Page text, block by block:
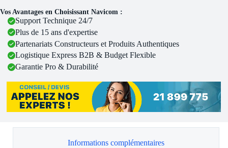
Vos Avantages en Choisissant Navicom :
Support Technique 24/7
Plus de 15 ans d'expertise
Partenariats Constructeurs et Produits Authentiques
Logistique Express B2B & Budget Flexible
Garantie Pro & Durabilité
Informations complémentaires